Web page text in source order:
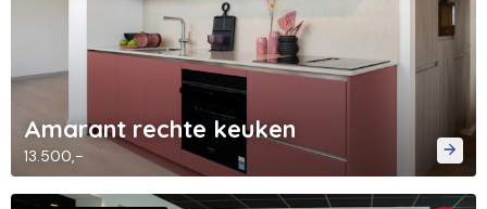
Amarant rechte keuken
13.500,-